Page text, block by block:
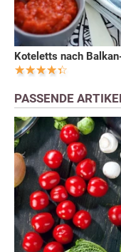
Koteletts nach
PASSENDE